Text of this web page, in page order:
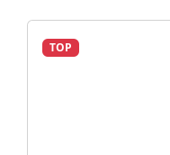
TOP